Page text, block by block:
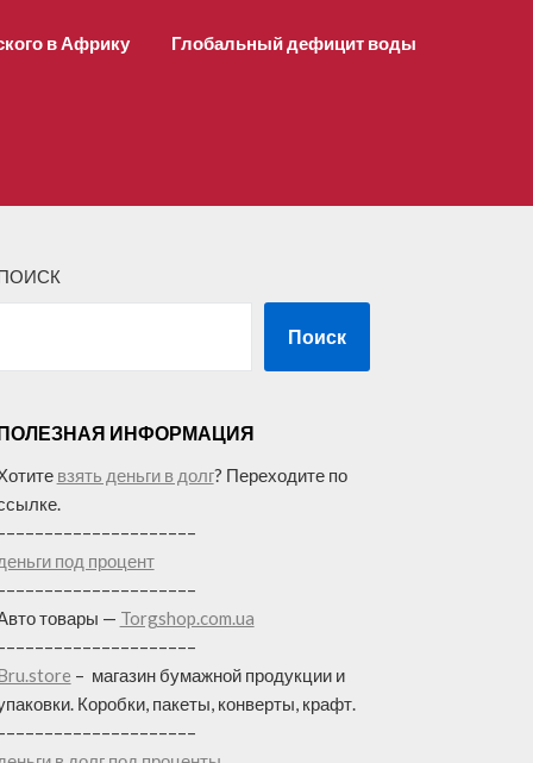
в Африку Глобальный дефицит воды
Поиск
ИНФОРМАЦИЯ
взять деньги в долг? Переходите по
под процент
товары — Torgshop.com.ua
– магазин бумажной продукции и
Коробки, пакеты, конверты, крафт.